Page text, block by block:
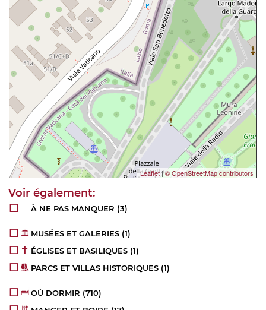
Leaflet|© OpenStreetMap contributors
À NE PAS MANQUER (3)
MUSÉES ET GALERIES (1)
ÉGLISES ET BASILIQUES (1)
PARCS ET VILLAS HISTORIQUES (1)
OÙ DORMIR (710)